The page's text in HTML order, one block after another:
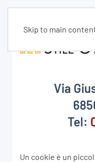
Skip to main
Via
Tel:
Un cookie è un